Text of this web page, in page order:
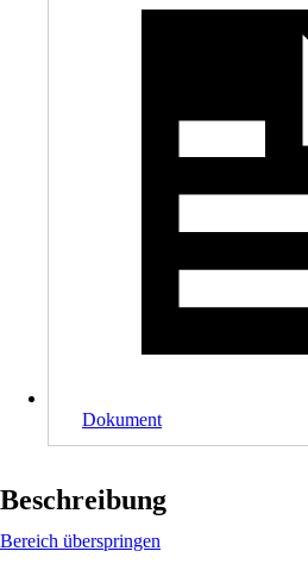
Dokument
Beschreibung
Bereich überspringen